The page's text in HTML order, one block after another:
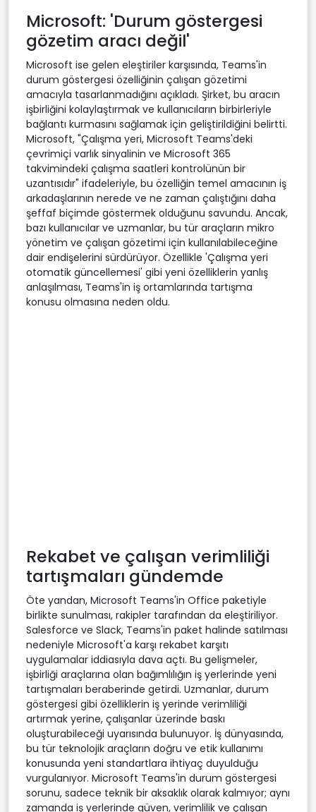
Microsoft: 'Durum göstergesi
gözetim aracı değil'
Microsoft ise gelen eleştiriler karşısında, Teams'in
durum göstergesi özelliğinin çalışan gözetimi
amacıyla tasarlanmadığını açıkladı. Şirket, bu aracın
işbirliğini kolaylaştırmak ve kullanıcıların birbirleriyle
bağlantı kurmasını sağlamak için geliştirildiğini belirtti.
Microsoft, "Çalışma yeri, Microsoft Teams'deki
çevrimiçi varlık sinyalinin ve Microsoft 365
takvimindeki çalışma saatleri kontrolünün bir
uzantısıdır" ifadeleriyle, bu özelliğin temel amacının iş
arkadaşlarının nerede ve ne zaman çalıştığını daha
şeffaf biçimde göstermek olduğunu savundu. Ancak,
bazı kullanıcılar ve uzmanlar, bu tür araçların mikro
yönetim ve çalışan gözetimi için kullanılabileceğine
dair endişelerini sürdürüyor. Özellikle 'Çalışma yeri
otomatik güncellemesi' gibi yeni özelliklerin yanlış
anlaşılması, Teams'in iş ortamlarında tartışma
konusu olmasına neden oldu.
Rekabet ve çalışan verimliliği
tartışmaları gündemde
Öte yandan, Microsoft Teams'in Office paketiyle
birlikte sunulması, rakipler tarafından da eleştiriliyor.
Salesforce ve Slack, Teams'in paket halinde satılması
nedeniyle Microsoft'a karşı rekabet karşıtı
uygulamalar iddiasıyla dava açtı. Bu gelişmeler,
işbirliği araçlarına olan bağımlılığın iş yerlerinde yeni
tartışmaları beraberinde getirdi. Uzmanlar, durum
göstergesi gibi özelliklerin iş yerinde verimliliği
artırmak yerine, çalışanlar üzerinde baskı
oluşturabileceği uyarısında bulunuyor. İş dünyasında,
bu tür teknolojik araçların doğru ve etik kullanımı
konusunda yeni standartlara ihtiyaç duyulduğu
vurgulanıyor. Microsoft Teams'in durum göstergesi
sorunu, sadece teknik bir aksaklık olarak kalmıyor; aynı
zamanda iş yerlerinde güven, verimlilik ve çalışan